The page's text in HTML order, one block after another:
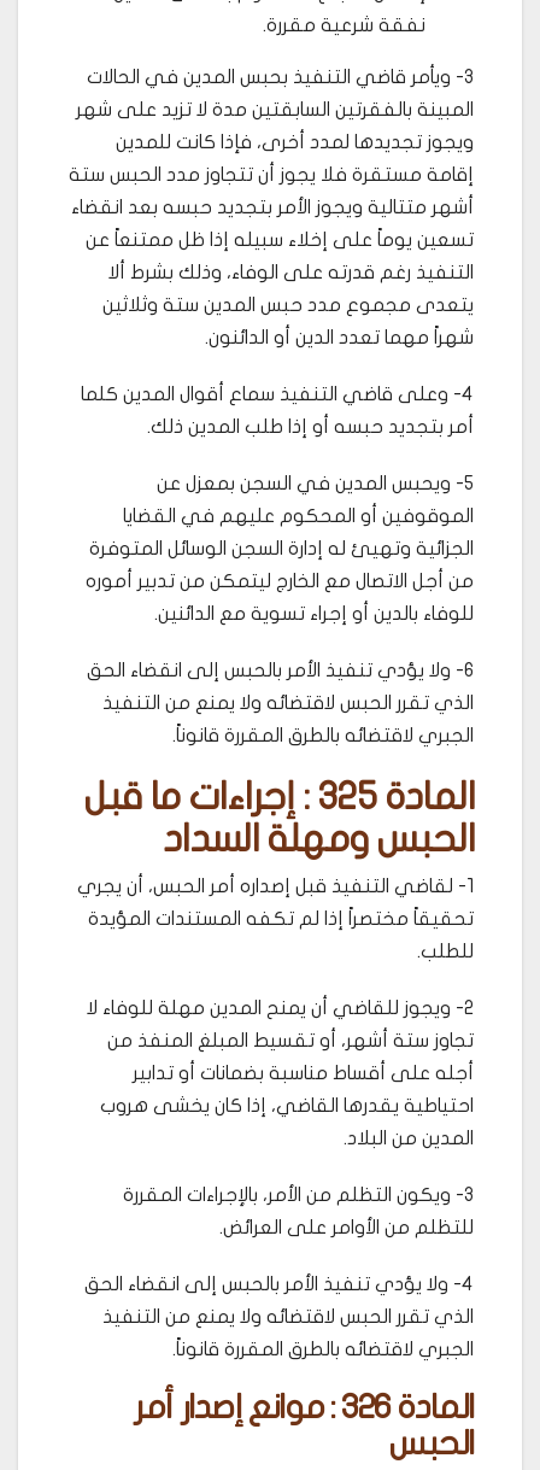
نفقة شرعية مقررة.
3- ويأمر قاضي التنفيذ بحبس المدين في الحالات
المبينة بالفقرتين السابقتين مدة لا تزيد على شهر
ويجوز تجديدها لمدد أخرى، فإذا كانت للمدين
إقامة مستقرة فلا يجوز أن تتجاوز مدد الحبس ستة
أشهر متتالية ويجوز الأمر بتجديد حبسه بعد انقضاء
تسعين يوماً على إخلاء سبيله إذا ظل ممتنعاً عن
التنفيذ رغم قدرته على الوفاء، وذلك بشرط ألا
يتعدى مجموع مدد حبس المدين ستة وثلاثين
شهراً مهما تعدد الدين أو الدائنون.
4- وعلى قاضي التنفيذ سماع أقوال المدين كلما
أمر بتجديد حبسه أو إذا طلب المدين ذلك.
5- ويحبس المدين في السجن بمعزل عن
الموقوفين أو المحكوم عليهم في القضايا
الجزائية وتهيئ له إدارة السجن الوسائل المتوفرة
من أجل الاتصال مع الخارج ليتمكن من تدبير أموره
للوفاء بالدين أو إجراء تسوية مع الدائنين.
6- ولا يؤدي تنفيذ الأمر بالحبس إلى انقضاء الحق
الذي تقرر الحبس لاقتضائه ولا يمنع من التنفيذ
الجبري لاقتضائه بالطرق المقررة قانوناً.
المادة 325 : إجراءات ما قبل
الحبس ومهلة السداد
1- لقاضي التنفيذ قبل إصداره أمر الحبس، أن يجري
تحقيقاً مختصراً إذا لم تكفه المستندات المؤيدة
للطلب.
2- ويجوز للقاضي أن يمنح المدين مهلة للوفاء لا
تجاوز ستة أشهر، أو تقسيط المبلغ المنفذ من
أجله على أقساط مناسبة بضمانات أو تدابير
احتياطية يقدرها القاضي، إذا كان يخشى هروب
المدين من البلاد.
3- ويكون التظلم من الأمر، بالإجراءات المقررة
للتظلم من الأوامر على العرائض.
4- ولا يؤدي تنفيذ الأمر بالحبس إلى انقضاء الحق
الذي تقرر الحبس لاقتضائه ولا يمنع من التنفيذ
الجبري لاقتضائه بالطرق المقررة قانوناً.
المادة 326 : موانع إصدار أمر
الحبس